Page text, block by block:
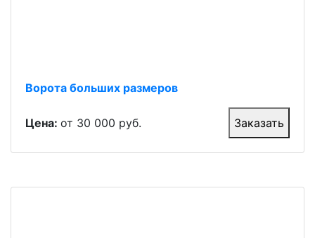
Ворота больших размеров
Цена: от 30 000 руб. Заказать